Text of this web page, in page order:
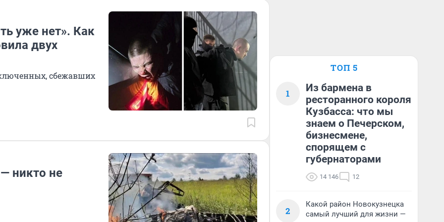
уже нет». Как
двух
сбежавших
никто не
ТОП 5
1
Из бармена в
ресторанного короля
Кузбасса: что мы
знаем о Печерском,
бизнесмене,
спорящем с
губернаторами
14 146 12
2
Какой район Новокузнецка
самый лучший для жизни —